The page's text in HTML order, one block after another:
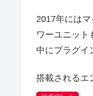
2017年には
ワーユニット
中にプラグイ
搭載されるエ